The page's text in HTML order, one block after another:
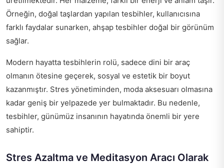
Örneğin, doğal taşlardan yapılan tesbihler, kullanıcısına
farklı faydalar sunarken, ahşap tesbihler doğal bir görünüm
sağlar.
Modern hayatta tesbihlerin rolü, sadece dini bir araç
olmanın ötesine geçerek, sosyal ve estetik bir boyut
kazanmıştır. Stres yönetiminden, moda aksesuarı olmasına
kadar geniş bir yelpazede yer bulmaktadır. Bu nedenle,
tesbihler, günümüz insanının hayatında önemli bir yere
sahiptir.
Stres Azaltma ve Meditasyon Aracı Olarak